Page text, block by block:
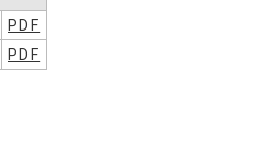
PDF
PDF